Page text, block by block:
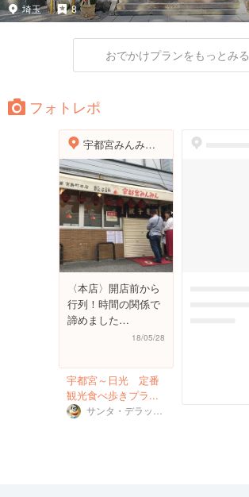
埼玉 8
おでかけプランをもっとみる
フォトレポ
宇都宮みんみん駅東口店
〈本店〉開店前から
行列！時間の関係で
諦めました…
18/05/28
宇都宮～日光 定番
観光食べ歩きプラ...